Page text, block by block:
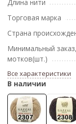
Длина нити
Торговая марка
Страна
Минимальный заказ,
мотков(шт.)
Все характеристики
В наличии